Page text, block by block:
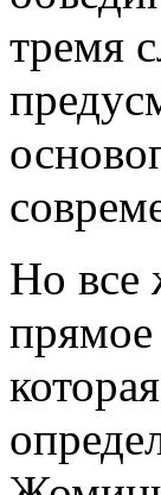
тремя
Но все